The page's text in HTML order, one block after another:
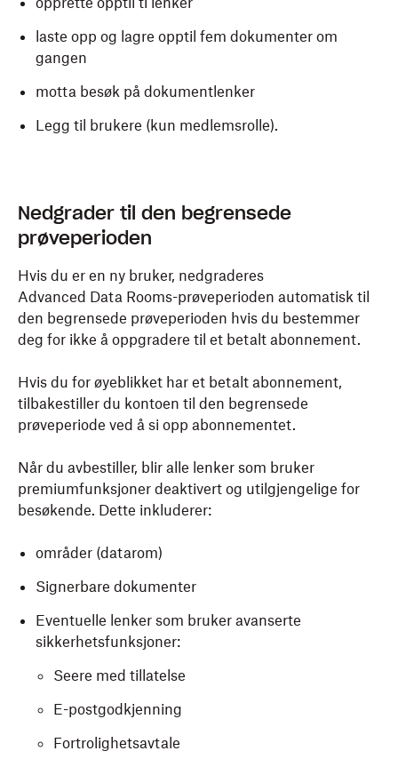
laste opp og lagre opptil fem dokumenter om
gangen
motta besøk på dokumentlenker
Legg til brukere (kun medlemsrolle).
Nedgrader til den begrensede
prøveperioden
Hvis du er en ny bruker, nedgraderes
Advanced Data Rooms-prøveperioden automatisk til
den begrensede prøveperioden hvis du bestemmer
deg for ikke å oppgradere til et betalt abonnement.
Hvis du for øyeblikket har et betalt abonnement,
tilbakestiller du kontoen til den begrensede
prøveperiode ved å si opp abonnementet.
Når du avbestiller, blir alle lenker som bruker
premiumfunksjoner deaktivert og utilgjengelige for
besøkende. Dette inkluderer:
områder (datarom)
Signerbare dokumenter
Eventuelle lenker som bruker avanserte
sikkerhetsfunksjoner:
Seere med tillatelse
E-postgodkjenning
Fortrolighetsavtale